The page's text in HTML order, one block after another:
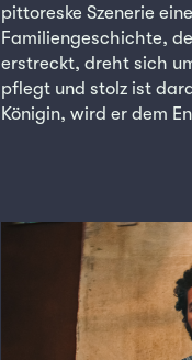
pittoreske Szenerie
Familiengeschichte,
erstreckt, dreht sich
pflegt und stolz ist
Königin, wird er dem